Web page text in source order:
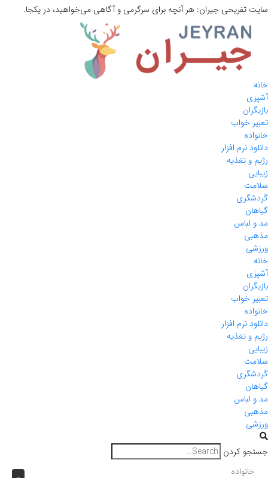
سایت تفریحی جیران: هر آنچه برای سرگرمی و آگاهی می‌خواهید، در یکجا.
خانه
آشپزی
بازیگران
تعبیر خواب
خانواده
دانلود نرم افزار
رژیم و تغذیه
زیبایی
سلامت
گردشگری
گیاهان
مد و لباس
مذهبی
ورزشی
خانه
آشپزی
بازیگران
تعبیر خواب
خانواده
دانلود نرم افزار
رژیم و تغذیه
زیبایی
سلامت
گردشگری
گیاهان
مد و لباس
مذهبی
ورزشی
جستجو کردن
خانواده